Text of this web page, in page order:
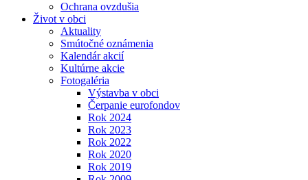
Ochrana ovzdušia
Život v obci
Aktuality
Smútočné oznámenia
Kalendár akcií
Kultúrne akcie
Fotogaléria
Výstavba v obci
Čerpanie eurofondov
Rok 2024
Rok 2023
Rok 2022
Rok 2020
Rok 2019